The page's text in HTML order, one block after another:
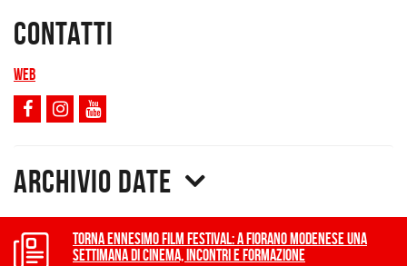
Contatti
Web
Archivio date
Torna Ennesimo Film Festival: a Fiorano Modenese una
settimana di cinema, incontri e formazione